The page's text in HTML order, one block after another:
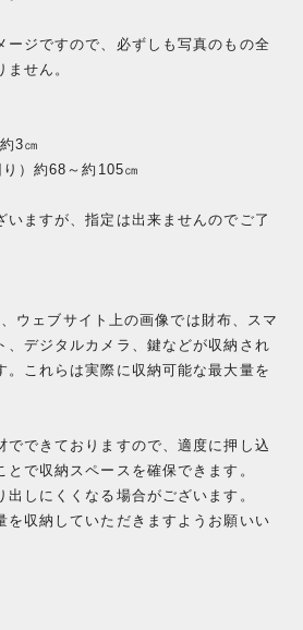
ージですので、必ずしも写真のもの全
せん。
3㎝
）約68～約105㎝
いますが、指定は出来ませんのでご了
ウェブサイト上の画像では財布、スマ
、デジタルカメラ、鍵などが収納され
。これらは実際に収納可能な最大量を
でできておりますので、適度に押し込
で収納スペースを確保できます。
しにくくなる場合がございます。
を収納していただきますようお願いい